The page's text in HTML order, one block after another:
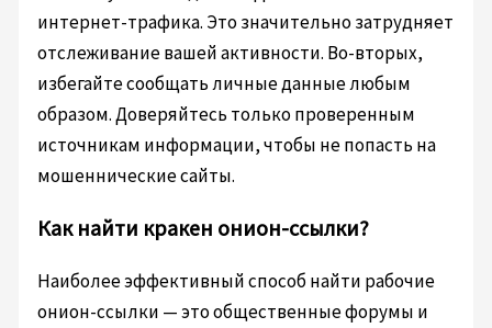
интернет-трафика. Это значительно затрудняет
отслеживание вашей активности. Во-вторых,
избегайте сообщать личные данные любым
образом. Доверяйтесь только проверенным
источникам информации, чтобы не попасть на
мошеннические сайты.
Как найти кракен онион-ссылки?
Наиболее эффективный способ найти рабочие
онион-ссылки — это общественные форумы и